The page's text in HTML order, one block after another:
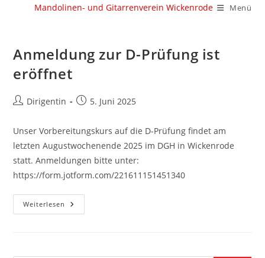
Mandolinen- und Gitarrenverein Wickenrode Menü
Anmeldung zur D-Prüfung ist
eröffnet
Beitrags-
Dirigentin
Beitrag5. Juni 2025
Unser Vorbereitungskurs auf die D-Prüfung findet am
letzten Augustwochenende 2025 im DGH in Wickenrode
statt. Anmeldungen bitte unter:
https://form.jotform.com/221611151451340
Weiterlesen Anmeldung
Zur